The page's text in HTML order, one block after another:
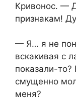
Кривонос. —
признакам!
— Я… я не
вскакивая с
показали-
смущенно
меня?